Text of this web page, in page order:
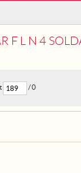
F L N 4
/ 0